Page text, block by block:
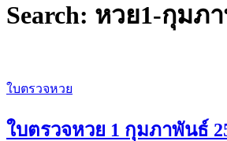
Search: หวย1-กุมภ
ใบตรวจหวย
ใบตรวจหวย 1 กุมภาพันธ์